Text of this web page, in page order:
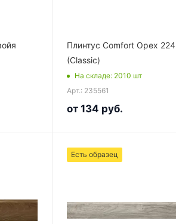
Плинтус Comfort Орех 224
(Classic)
На складе: 2010 шт
Арт.: 235561
от 134 руб.
Есть образец